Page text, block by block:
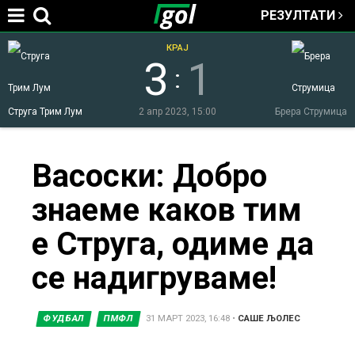
Jump to navigation
РЕЗУЛТАТИ
Струга Трим Лум Брера Струмица
3 : 1
КРАЈ
2 апр 2023, 15:00
here
Васоски: Добро
знаеме каков тим
е Струга, одиме да
се надигруваме!
ФУДБАЛ ПМФЛ 31 МАРТ 2023, 16:48 • САШЕ ЉОЛЕС